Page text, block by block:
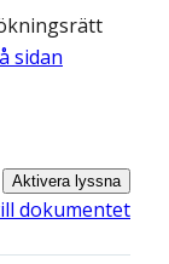
sidan
Aktivera lyssna
dokumentet